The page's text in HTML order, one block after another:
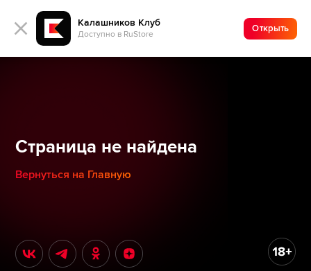
Калашников Клуб
Доступно в RuStore
Открыть
Страница не найдена
Вернуться на Главную